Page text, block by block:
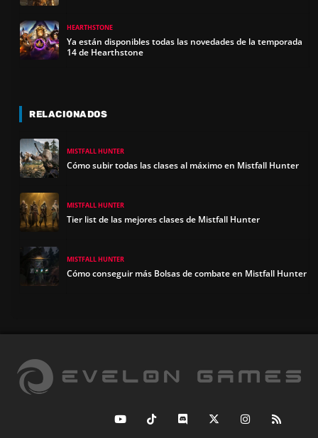
HEARTHSTONE
Ya están disponibles todas las novedades de la temporada
14 de Hearthstone
RELACIONADOS
MISTFALL HUNTER
Cómo subir todas las clases al máximo en Mistfall Hunter
MISTFALL HUNTER
Tier list de las mejores clases de Mistfall Hunter
MISTFALL HUNTER
Cómo conseguir más Bolsas de combate en Mistfall Hunter